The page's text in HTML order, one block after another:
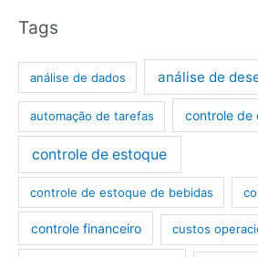
Tags
análise de dados análise de
automação de tarefas controle de
controle de estoque
controle de estoque de bebidas
controle financeiro custos